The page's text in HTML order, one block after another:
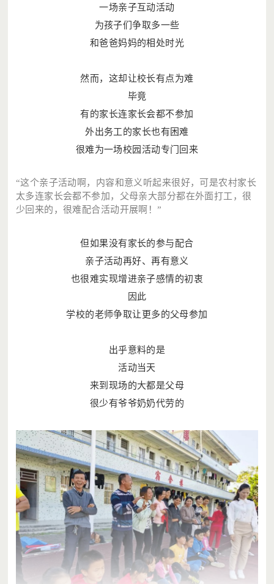
一场亲子互动活动
为孩子们争取多一些
和爸爸妈妈的相处时光
然而，这却让校长有点为难
毕竟
有的家长连家长会都不参加
外出务工的家长也有困难
很难为一场校园活动专门回来
“这个亲子活动啊，内容和意义听起来很好，可是农村家长
太多连家长会都不参加，父母亲大部分都在外面打工，很
少回来的，很难配合活动开展啊！”
但如果没有家长的参与配合
亲子活动再好、再有意义
也很难实现增进亲子感情的初衷
因此
学校的老师争取让更多的父母参加
出乎意料的是
活动当天
来到现场的大都是父母
很少有爷爷奶奶代劳的